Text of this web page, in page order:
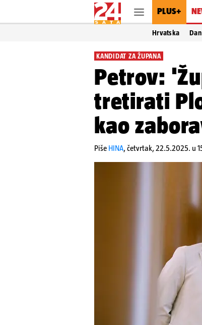
PLUS+
Hrvatska
KANDIDAT ZA ŽUPANA
Petrov:
tretirati
kao
Piše HINA,četvrtak, 22.5.2025. u